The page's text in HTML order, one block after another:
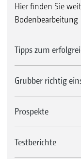
Hier finden Sie
Bodenbearbeitung
Tipps zum
Grubber richtig
Prospekte
Testberichte